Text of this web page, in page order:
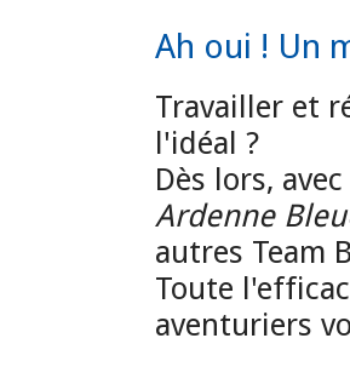
Ah oui ! Un
Travailler et
l'idéal ?
Dès lors,
Ardenne
autres Team
Toute
aventuriers